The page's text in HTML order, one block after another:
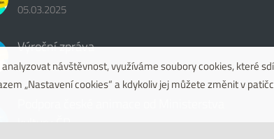
05.03.2025
Výroční zpráva
07.02.2025
kultury ČR
návštěvnost, využíváme soubory cookies, které
„Nastavení cookies“ a kdykoliv jej můžete změnit v